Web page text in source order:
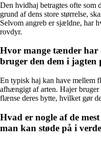
Den hvidhaj betragtes ofte som
grund af dens store størrelse,
Selvom angreb er sjældne, har
rovdyr.
Hvor mange tænder har
bruger den dem i jagten
En typisk haj kan have mellem
afhængigt af arten. Hajer
flænse deres bytte, hvilket gør
Hvad er nogle af de
man kan støde på i